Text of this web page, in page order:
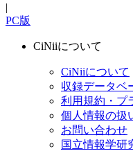
|
PC版
CiNiiについて
CiNiiについて
収録データベ
利用規約・プ
個人情報の扱
お問い合わせ
国立情報学研